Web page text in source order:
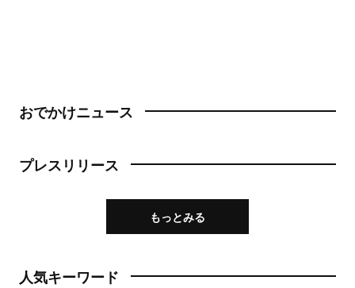
おでかけニュース
プレスリリース
もっとみる
人気キーワード